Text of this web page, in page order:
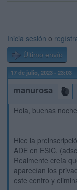
Inicia sesión o
Último envío
17 de julio, 2023 - 23:03
manurosa
Hola, buenas
Hice la
ADE en ESIC,
Realmente creía
aparecían los
este centro y